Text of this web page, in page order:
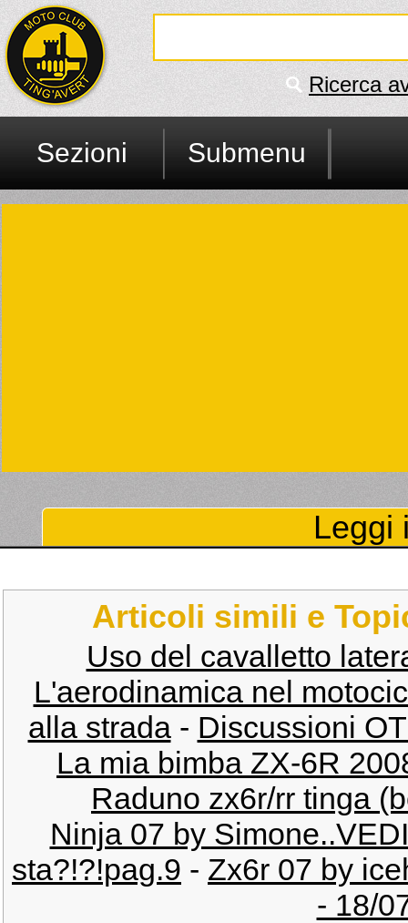
Ricerca
Sezioni Submenu
Leggi
Articoli simili e
Uso del cavalletto
L'aerodinamica nel
alla strada- Discussioni
La mia bimba ZX-6R
Raduno zx6r/rr tinga
Ninja 07 by
sta?!?!pag.9 - Zx6r 07 by
- 18/